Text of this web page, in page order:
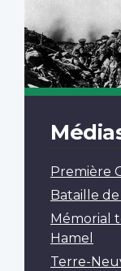
Première
Bataille
Mémorial
Hamel
Terre-